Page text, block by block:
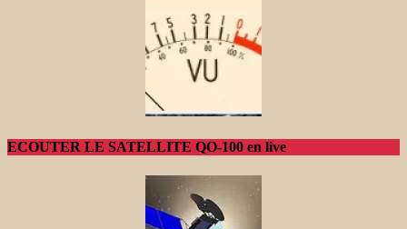
ECOUTER LE SATELLITE QO-100 en live